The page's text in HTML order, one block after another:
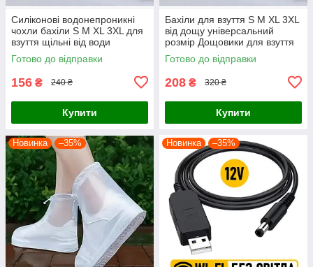
Силіконові водонепроникні
чохли бахіли S М XL 3XL для
взуття щільні від води
Готово до відправки
156 ₴ 240 ₴
Купити
Бахіли для взуття S М XL 3XL
від дощу універсальний
розмір Дощовики для взуття
силіконові
Готово до відправки
208 ₴ 320 ₴
Купити
Новинка –35% Новинка –35%